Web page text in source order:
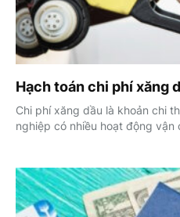
Hạch toán chi phí xăng
Chi phí xăng dầu là khoản chi
nghiệp có nhiều hoạt động vận